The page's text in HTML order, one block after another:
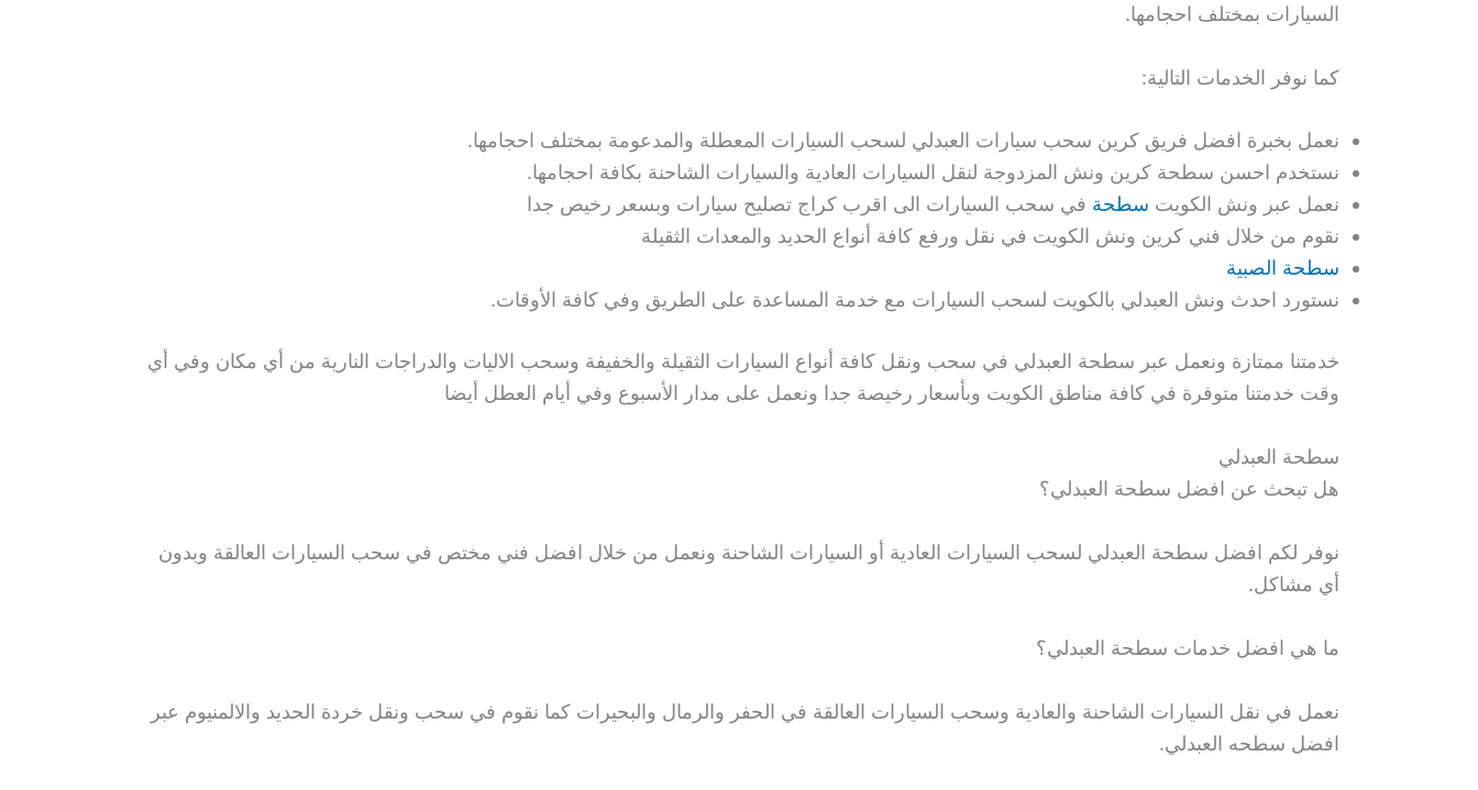
السيارات بمختلف احجامها.
كما نوفر الخدمات التالية:
نعمل بخبرة افضل فريق كرين سحب سيارات العبدلي لسحب السيارات المعطلة والمدعومة بمختلف احجامها.
نستخدم احسن سطحة كرين ونش المزدوجة لنقل السيارات العادية والسيارات الشاحنة بكافة احجامها.
نعمل عبر ونش الكويت سطحة في سحب السيارات الى اقرب كراج تصليح سيارات وبسعر رخيص جدا
نقوم من خلال فني كرين ونش الكويت في نقل ورفع كافة أنواع الحديد والمعدات الثقيلة
سطحة الصبية
نستورد احدث ونش العبدلي بالكويت لسحب السيارات مع خدمة المساعدة على الطريق وفي كافة الأوقات.
خدمتنا ممتازة ونعمل عبر سطحة العبدلي في سحب ونقل كافة أنواع السيارات الثقيلة والخفيفة وسحب الاليات والدراجات النارية من أي مكان وفي أي
وقت خدمتنا متوفرة في كافة مناطق الكويت وبأسعار رخيصة جدا ونعمل على مدار الأسبوع وفي أيام العطل أيضا
سطحة العبدلي
هل تبحث عن افضل سطحة العبدلي؟
نوفر لكم افضل سطحة العبدلي لسحب السيارات العادية أو السيارات الشاحنة ونعمل من خلال افضل فني مختص في سحب السيارات العالقة وبدون
أي مشاكل.
ما هي افضل خدمات سطحة العبدلي؟
نعمل في نقل السيارات الشاحنة والعادية وسحب السيارات العالقة في الحفر والرمال والبحيرات كما نقوم في سحب ونقل خردة الحديد والالمنيوم عبر
افضل سطحه العبدلي.